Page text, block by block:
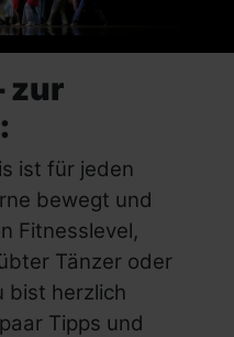
zur
ist für jeden
bewegt und
Fitnesslevel,
Tänzer oder
bist herzlich
Tipps und